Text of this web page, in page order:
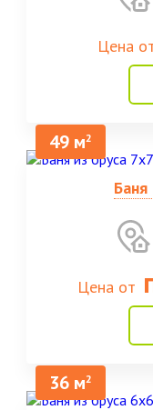
Цена
49 м2
Цена от
36 м2